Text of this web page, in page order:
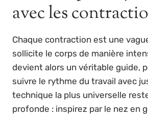
avec les
Chaque contraction est une
sollicite le corps de manière
devient alors un véritable guide,
suivre le rythme du travail avec
technique la plus universelle
profonde : inspirez par le nez en